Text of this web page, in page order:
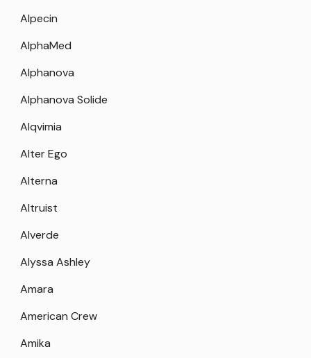
Alpecin
AlphaMed
Alphanova
Alphanova Solide
Alqvimia
Alter Ego
Alterna
Altruist
Alverde
Alyssa Ashley
Amara
American Crew
Amika